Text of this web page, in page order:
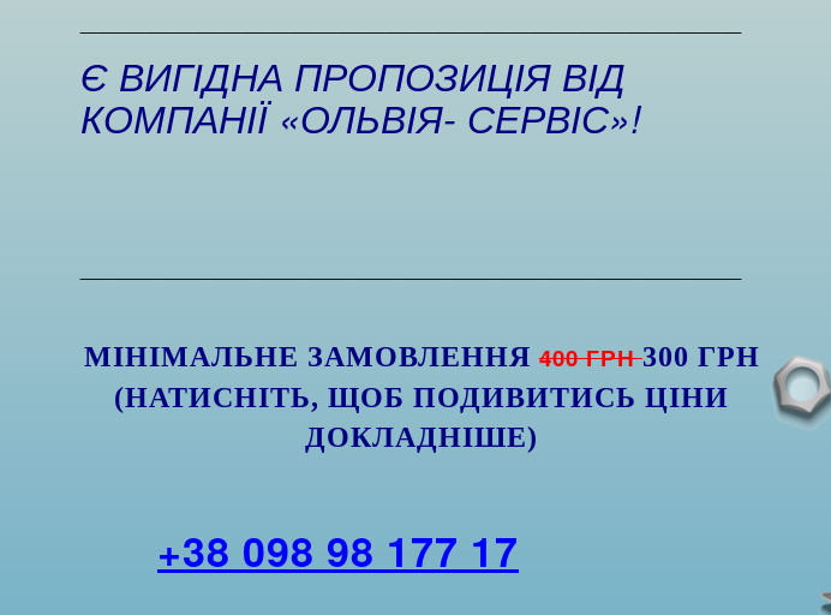
Є ВИГІДНА ПРОПОЗИЦІЯ ВІД
КОМПАНІЇ «ОЛЬВІЯ- СЕРВІС»!
МІНІМАЛЬНЕ ЗАМОВЛЕННЯ400 ГРН300 ГРН
(НАТИСНІТЬ, ЩОБ ПОДИВИТИСЬ ЦІНИ
ДОКЛАДНІШЕ)
+38 098 98 177 17